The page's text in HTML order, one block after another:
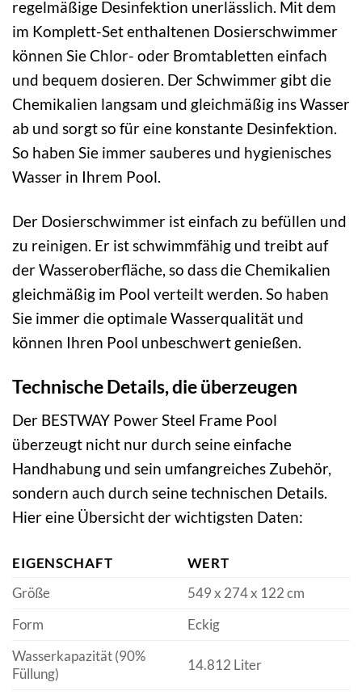
regelmäßige Desinfektion unerlässlich. Mit dem
im Komplett-Set enthaltenen Dosierschwimmer
können Sie Chlor- oder Bromtabletten einfach
und bequem dosieren. Der Schwimmer gibt die
Chemikalien langsam und gleichmäßig ins Wasser
ab und sorgt so für eine konstante Desinfektion.
So haben Sie immer sauberes und hygienisches
Wasser in Ihrem Pool.
Der Dosierschwimmer ist einfach zu befüllen und
zu reinigen. Er ist schwimmfähig und treibt auf
der Wasseroberfläche, so dass die Chemikalien
gleichmäßig im Pool verteilt werden. So haben
Sie immer die optimale Wasserqualität und
können Ihren Pool unbeschwert genießen.
Technische Details, die überzeugen
Der BESTWAY Power Steel Frame Pool
überzeugt nicht nur durch seine einfache
Handhabung und sein umfangreiches Zubehör,
sondern auch durch seine technischen Details.
Hier eine Übersicht der wichtigsten Daten:
EIGENSCHAFT
WERT
Größe
549 x 274 x 122 cm
Form
Eckig
Wasserkapazität (90%
Füllung)
14.812 Liter